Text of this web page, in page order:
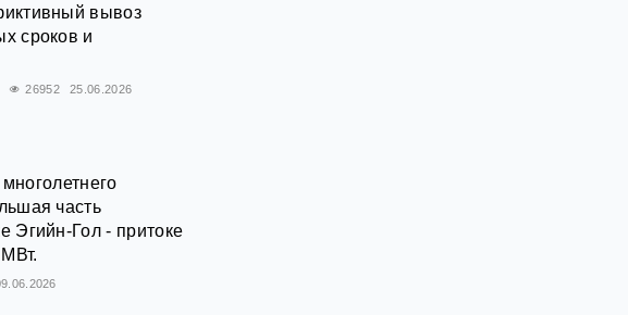
вывоз
сроков и
26952 25.06.2026
часть
Эгийн-Гол - притоке